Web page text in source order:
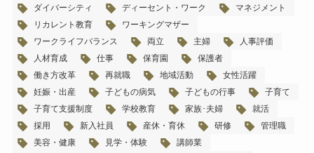
ダイバーシティ
ディーセント・ワーク
マネジメント
リカレント教育
ワーキングマザー
ワークライフバランス
両立 主婦
人事評価
人材育成
仕事 保育園
保護者
働き方改革
再就職 地域活動
女性活躍
妊娠・出産
子どもの病気 子どもの行事
子育て
子育て支援制度
学校教育 家族･夫婦
就活
採用
新入社員 産休・育休 研修
管理職
美容・健康
見学・体験
講師業